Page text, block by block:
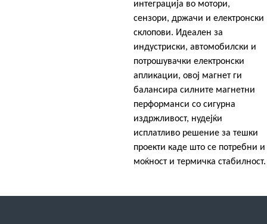
интеграција во мотори,
сензори, држачи и електронски
склопови. Идеален за
индустриски, автомобилски и
потрошувачки електронски
апликации, овој магнет ги
балансира силните магнетни
перформанси со сигурна
издржливост, нудејќи
исплатливо решение за тешки
проекти каде што се потребни и
моќност и термичка стабилност.